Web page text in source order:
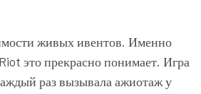
живых ивентов. Именно
это прекрасно понимает. Игра
раз вызывала ажиотаж у